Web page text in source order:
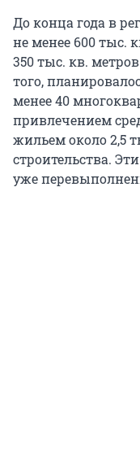
До конца года в
не менее 600 тыс.
350 тыс. кв.
того,
менее 40
привлечением
жильем около 2,5
строительства.
уже